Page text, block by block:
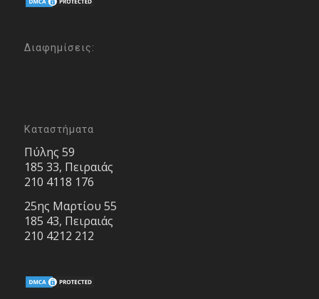
Διαφημίσεις:
Καταστήματα
Πύλης 59
185 33, Πειραιάς
210 4118 176
25ης Μαρτίου 55
185 43, Πειραιάς
210 4212 212